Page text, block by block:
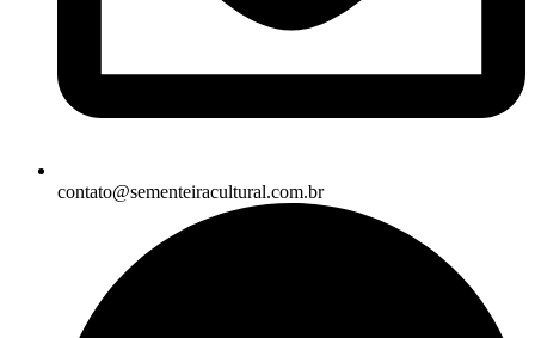
contato@sementeiracultural.com.br